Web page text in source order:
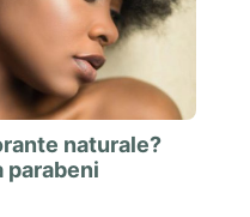
naturale?
parabeni